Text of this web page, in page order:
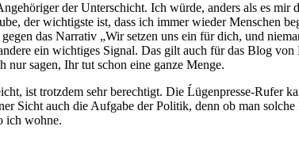
der Unterschicht. Ich würde, anders als es
der wichtigste ist, dass ich immer wieder Menschen
das Narrativ „Wir setzen uns ein für dich, und
ein wichtiges Signal. Das gilt auch für das Blog
sagen, Ihr tut schon eine ganze Menge.
ist trotzdem sehr berechtigt. Die Ĺügenpresse-
Sicht auch die Aufgabe der Politik, denn ob man
ich wohne.